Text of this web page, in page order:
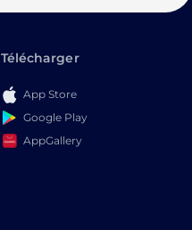
Télécharger
App Store
Google Play
AppGallery